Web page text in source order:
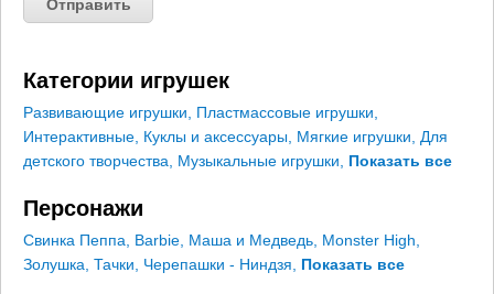
Категории игрушек
Развивающие игрушки Пластмассовые игрушки
Интерактивные Куклы и аксессуары Мягкие игрушки
Для
детского творчества
Музыкальные игрушки Показать все
Персонажи
Свинка Пеппа Barbie Маша и Медведь Monster High
Золушка Тачки Черепашки - Ниндзя Показать все